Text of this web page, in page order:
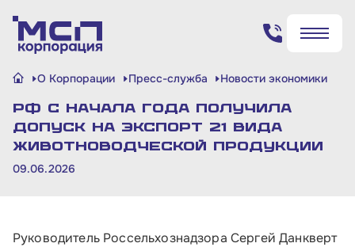
✖
Найти
Поиск по сайту
✖
Найти
О Корпорации Пресс-служба Новости экономики
РФ с начала года получила
допуск на экспорт 21 вида
животноводческой продукции
09.06.2026
Руководитель Россельхознадзора Сергей Данкверт